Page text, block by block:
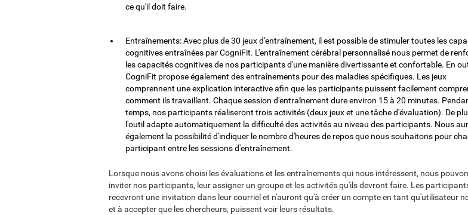
ce qu'il doit faire.
Entraînements: Avec plus de 30 jeux d'entraînement, il est possible de stimuler toutes les
cognitives entraînées par CogniFit. L'entraînement cérébral personnalisé nous permet de
les capacités cognitives de nos participants d'une manière divertissante et confortable. En
CogniFit propose également des entraînements pour des maladies spécifiques. Les jeux
comprennent une explication interactive afin que les participants puissent facilement
comment ils travaillent. Chaque session d'entraînement dure environ 15 à 20 minutes.
temps, nos participants réaliseront trois activités (deux jeux et une tâche d'évaluation). De
l'outil adapte automatiquement la difficulté des activités au niveau des participants. Nous
également la possibilité d'indiquer le nombre d'heures de repos que nous souhaitons pour
participant entre les sessions d'entraînement.
Lorsque nous avons choisi les évaluations et les entraînements qui nous intéressent, nous
inviter nos participants, leur assigner un groupe et les activités qu'ils devront faire. Les
recevront une invitation dans leur courriel et n'auront qu'à créer un compte en tant qu'utilisateur
et à accepter que les chercheurs, puissent voir leurs résultats.